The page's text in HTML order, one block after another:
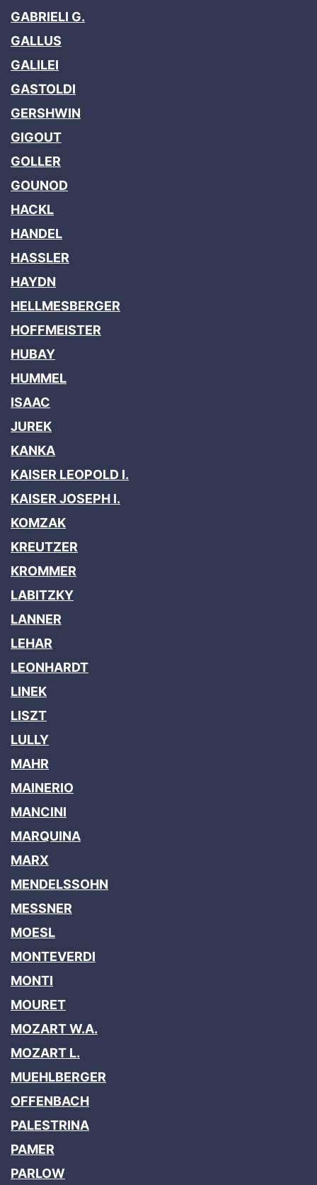
GABRIELI G.
GALLUS
GALILEI
GASTOLDI
GERSHWIN
GIGOUT
GOLLER
GOUNOD
HACKL
HANDEL
HASSLER
HAYDN
HELLMESBERGER
HOFFMEISTER
HUBAY
HUMMEL
ISAAC
JUREK
KANKA
KAISER LEOPOLD I.
KAISER JOSEPH I.
KOMZAK
KREUTZER
KROMMER
LABITZKY
LANNER
LEHAR
LEONHARDT
LINEK
LISZT
LULLY
MAHR
MAINERIO
MANCINI
MARQUINA
MARX
MENDELSSOHN
MESSNER
MOESL
MONTEVERDI
MONTI
MOURET
MOZART W.A.
MOZART L.
MUEHLBERGER
OFFENBACH
PALESTRINA
PAMER
PARLOW